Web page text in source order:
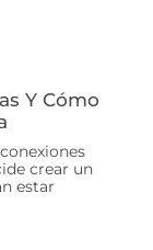
Y Cómo
crear un
estar